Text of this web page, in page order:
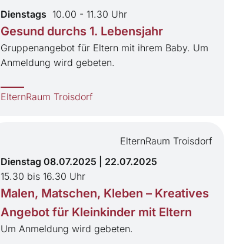
Dienstags 10.00 - 11.30 Uhr
Gesund durchs 1. Lebensjahr
Gruppenangebot für Eltern mit ihrem Baby. Um
Anmeldung wird gebeten.
ElternRaum Troisdorf
ElternRaum Troisdorf
Dienstag 08.07.2025 | 22.07.2025
15.30 bis 16.30 Uhr
Malen, Matschen, Kleben – Kreatives
Angebot für Kleinkinder mit Eltern
Um Anmeldung wird gebeten.